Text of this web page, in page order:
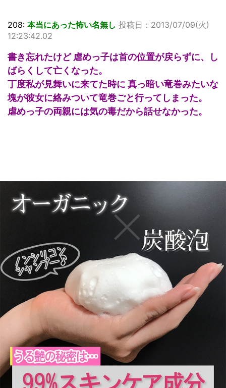
208: 本当にあった怖い名無し 投稿日：2013/07/09(火)
12:23:42.02
書き忘れたけど 虐めっ子は首の位置が戻らずに、し
ばらくして亡くなった。
丁度私が見舞いに来てた時に 真っ暗い竜巻みたいな
塊が彼女に絡みついて竜巻ごと行ってしまった。
虐めっ子の両親には気の毒だから話せなかった。